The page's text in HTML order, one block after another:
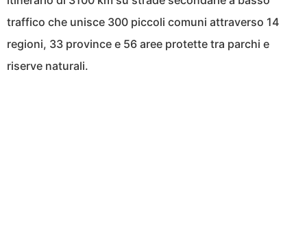
traffico che unisce 300 piccoli comuni attraverso 14
regioni, 33 province e 56 aree protette tra parchi e
riserve naturali.